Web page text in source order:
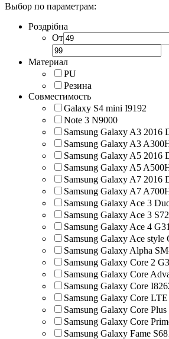
Выбор по параметрам:
Роздрібна
От
Материал
PU
Резина
Совместимость
Galaxy S4 mini I9192
Note 3 N9000
Samsung Galaxy A3 2016
Samsung Galaxy A3
Samsung Galaxy A5 2016
Samsung Galaxy A5
Samsung Galaxy A7 2016
Samsung Galaxy A7
Samsung Galaxy Ace 3
Samsung Galaxy Ace 3
Samsung Galaxy Ace 4
Samsung Galaxy Ace style
Samsung Galaxy Alpha
Samsung Galaxy Core 2
Samsung Galaxy Core
Samsung Galaxy Core
Samsung Galaxy Core
Samsung Galaxy Core
Samsung Galaxy Core
Samsung Galaxy Fame